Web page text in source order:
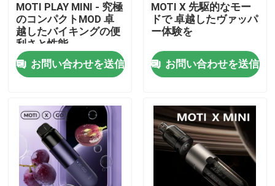
製品
ビデオ
MOTI PLAY MINI - 究極
のコンパクトMOD 卓
越したバイキングの便
利さと性能
お問い合わせを送信
MOTI X 先駆的なモー
ドで 卓越したヴァッパ
ー体験を
お問い合わせを送信